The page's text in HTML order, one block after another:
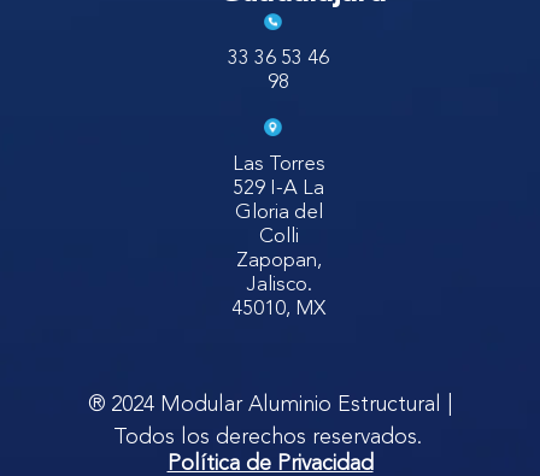
33 36 53 46
98
Las Torres
529 I-A La
Gloria del
Colli
Zapopan,
Jalisco.
45010, MX
® 2024 Modular Aluminio Estructural |
Todos los derechos reservados.
Política de Privacidad